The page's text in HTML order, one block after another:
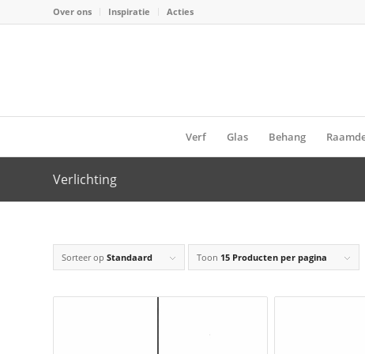
Over ons Inspiratie Acties
Verf Glas Behang
Verlichting
Sorteer op Standaard Toon 15 Producten per pagina